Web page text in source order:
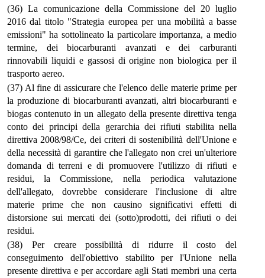
(36) La comunicazione della Commissione del 20 luglio
2016 dal titolo "Strategia europea per una mobilità a basse
emissioni" ha sottolineato la particolare importanza, a medio
termine, dei biocarburanti avanzati e dei carburanti
rinnovabili liquidi e gassosi di origine non biologica per il
trasporto aereo.
(37) Al fine di assicurare che l'elenco delle materie prime per
la produzione di biocarburanti avanzati, altri biocarburanti e
biogas contenuto in un allegato della presente direttiva tenga
conto dei principi della gerarchia dei rifiuti stabilita nella
direttiva 2008/98/Ce, dei criteri di sostenibilità dell'Unione e
della necessità di garantire che l'allegato non crei un'ulteriore
domanda di terreni e di promuovere l'utilizzo di rifiuti e
residui, la Commissione, nella periodica valutazione
dell'allegato, dovrebbe considerare l'inclusione di altre
materie prime che non causino significativi effetti di
distorsione sui mercati dei (sotto)prodotti, dei rifiuti o dei
residui.
(38) Per creare possibilità di ridurre il costo del
conseguimento dell'obiettivo stabilito per l'Unione nella
presente direttiva e per accordare agli Stati membri una certa